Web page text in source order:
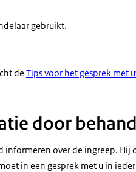
gebruikt.
de Tips voor het gesprek met
door
informeren over de ingreep.
in een gesprek met u in